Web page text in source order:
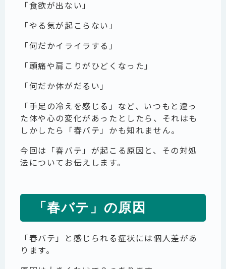
「食欲が出ない」
「やる気が起こらない」
「何だかイライラする」
「頭痛や肩こりがひどくなった」
「何だか体がだるい」
「手足の冷えを感じる」など、いつもと違っ
た体や心の変化があったとしたら、それはも
しかしたら「春バテ」かも知れません。
今回は「春バテ」が起こる原因と、その対処
法についてお伝えします。
「春バテ」の原因
「春バテ」と感じられる症状には個人差があ
ります。